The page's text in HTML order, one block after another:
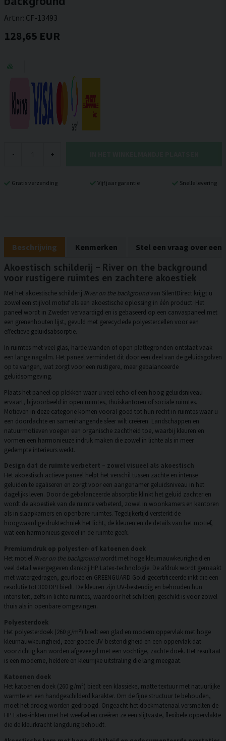
Artnr: CF-13493
128,65 EUR
- +
Gratis verzending Vijf jaar garantie Snelle levering
Beschrijving Kenmerken Stel een vraag over een
Akoestisch schilderij – River on the background
voor rustigere ruimtes en zachtere akoestiek
Met het akoestische schilderij River on the backgroundvan SilentDirect krijgt u
zowel een stijlvol motief als een akoestische oplossing in één product. Het
paneel wordt in Zweden vervaardigd en is gebaseerd op een canvaspaneel met
een grenenhouten lijst, gevuld met gerecyclede polyestercellen voor een
effectieve geluidsabsorptie.
In ruimtes met veel glas, harde wanden of open plattegronden ontstaat vaak
een lange nagalm. Het paneel vermindert dit door een deel van de geluidsgolven
op te vangen, wat zorgt voor een rustigere, meer gebalanceerde
geluidsomgeving.
Plaats het paneel op plekken waar u veel echo of een hoog geluidsniveau
ervaart, bijvoorbeeld in open ruimtes, thuiskantoren of sociale ruimtes.
Motieven in deze categorie komen vooral goed tot hun recht in ruimtes waar u
een doordachte en samenhangende sfeer wilt creëren. Landschappen en
natuurmotieven voegen een organische zachtheid toe, waarbij kleuren en
vormen een harmonieuze indruk maken die zowel in lichte als in meer
gedempte interieurs werkt.
Design dat de ruimte verbetert – zowel visueel als akoestisch
Het akoestisch actieve paneel helpt het verschil tussen zachte en intense
geluiden te egaliseren en zorgt voor een aangenamer geluidsniveau in het
dagelijks leven. Door de gebalanceerde absorptie klinkt het geluid zachter en
wordt de akoestiek van de ruimte verbeterd, zowel in woonkamers en kantoren
als in slaapkamers en openbare ruimtes. Tegelijkertijd versterkt de
hoogwaardige druktechniek het licht, de kleuren en de details van het motief,
wat een harmonieus gevoel in de ruimte geeft.
Premiumdruk op polyester- of katoenen doek
Het motief River on the backgroundwordt met hoge kleurnauwkeurigheid en
veel detail weergegeven dankzij HP Latex-technologie. De afdruk wordt gemaakt
met watergedragen, geurloze en GREENGUARD Gold-gecertificeerde inkt die een
resolutie tot 300 DPI biedt. De kleuren zijn UV-bestendig en behouden hun
intensiteit, zelfs in lichte ruimtes, waardoor het schilderij geschikt is voor zowel
thuis als in openbare omgevingen.
Polyesterdoek
Het polyesterdoek (260 g/m²) biedt een glad en modern oppervlak met hoge
kleurnauwkeurigheid, zeer goede UV-bestendigheid en een oppervlak dat
voorzichtig kan worden afgeveegd met een vochtige, zachte doek. Het resultaat
is een moderne, heldere en kleurrijke uitstraling die lang meegaat.
Katoenen doek
Het katoenen doek (260 g/m²) biedt een klassieke, matte textuur met natuurlijke
warmte en een handgeschilderd karakter. Om de fijne structuur te behouden,
moet het droog worden gedroogd. Ongeacht het doekmateriaal versmelten de
HP Latex-inkten met het weefsel en creëren ze een slijtvaste, flexibele oppervlakte
die de kleurkracht langdurig behoudt.